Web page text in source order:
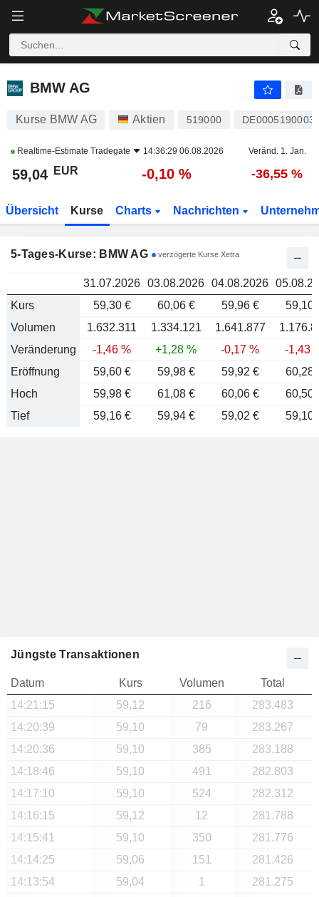
BMW AG 59,04
BMW AG
Kurse BMW AG Aktien 519000 DE0005190003
Realtime-Estimate Tradegate 14:36:29 06.08.2026 Veränd. 1. Jan.
59,04 EUR -0,10 % -36,55 %
Übersicht Kurse Charts Nachrichten
5-Tages-Kurse: BMW AG verzögerte Kurse Xetra
31.07.2026 03.08.2026 04.08.2026
Kurs
59,30 € 60,06 € 59,96 €
59,10
Volumen
1.632.311 1.334.121 1.641.877
Veränderung
-1,46 % +1,28 % -0,17 %
-1,43
Eröffnung
59,60 € 59,98 € 59,92 €
60,28
Hoch
59,98 € 61,08 € 60,06 €
60,50
Tief
59,16 € 59,94 € 59,02 € 59,10
Jüngste Transaktionen
Datum Kurs Volumen
Total
14:21:15
59,12 216
283.483
14:20:39
59,10 79
283.267
14:20:36
59,10 385
283.188
14:18:46
59,10 491
282.803
14:17:10
59,10 524
282.312
14:16:15
59,12 12
281.788
14:15:41
59,10 350
281.776
14:14:25
59,06 151
281.426
14:13:54
59,04 1
281.275